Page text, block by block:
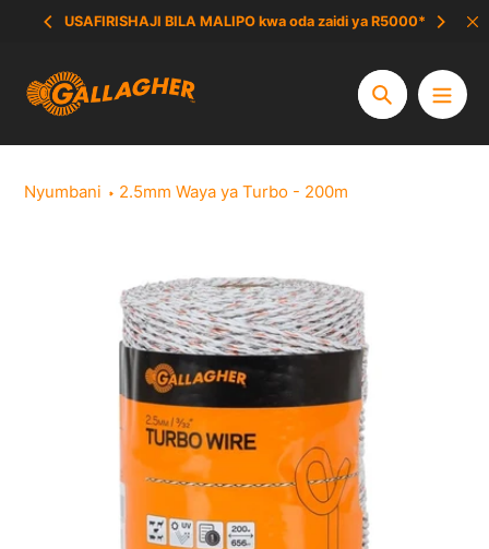
yaliyomo
USAFIRISHAJI BILA MALIPO kwa oda zaidi ya R5000*
Tafuta
Nyumbani 2.5mm Waya ya Turbo - 200m